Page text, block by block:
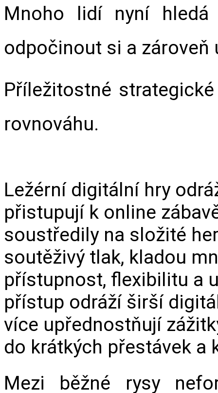
Mnoho lidí nyní
odpočinout si a zároveň
Příležitostné
rovnováhu.
Ležérní digitální hry
přistupují k online
soustředily na složité
soutěživý tlak, kladou
přístupnost, flexibilitu a
přístup odráží širší
více upřednostňují
do krátkých přestávek a
Mezi běžné rysy